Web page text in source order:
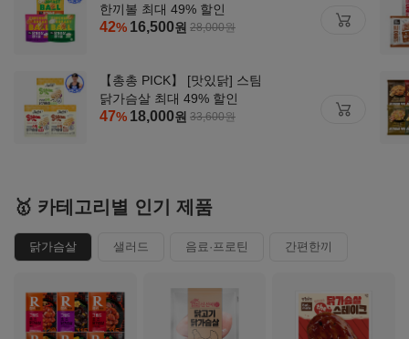
한끼볼 최대 49% 할인
42% 16,500원 28,000원
【총총 PICK】 [맛있닭] 스팀
닭가슴살 최대 49% 할인
47% 18,000원 33,600원
🥇 카테고리별 인기 제품
닭가슴살 샐러드 음료·프로틴 간편한끼
보기